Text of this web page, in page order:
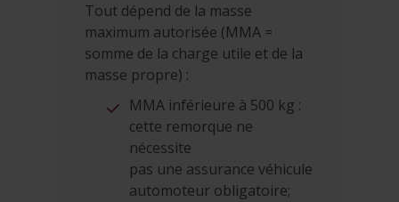
Tout dépend de la masse
maximum autorisée (MMA =
somme de la charge utile et de la
masse propre) :
MMA inférieure à 500 kg :
cette remorque ne
nécessite
pas une assurance véhicule
automoteur obligatoire;